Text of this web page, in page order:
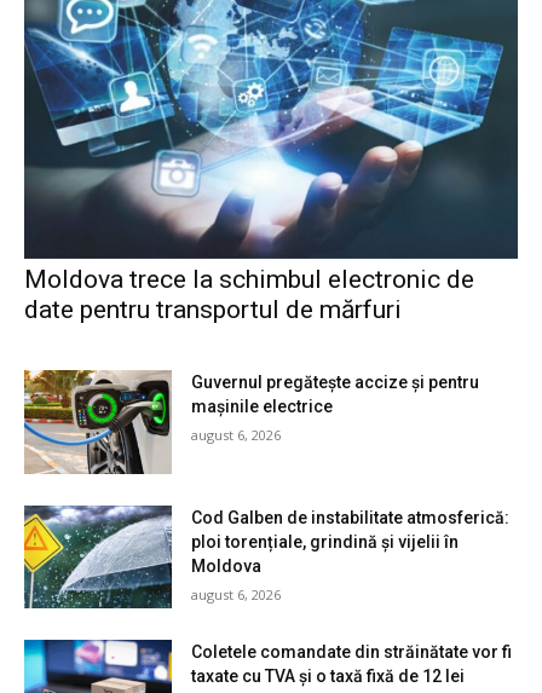
Moldova trece la schimbul electronic de
date pentru transportul de mărfuri
Guvernul pregătește accize și pentru
mașinile electrice
august 6, 2026
Cod Galben de instabilitate atmosferică:
ploi torențiale, grindină și vijelii în
Moldova
august 6, 2026
Coletele comandate din străinătate vor fi
taxate cu TVA și o taxă fixă de 12 lei